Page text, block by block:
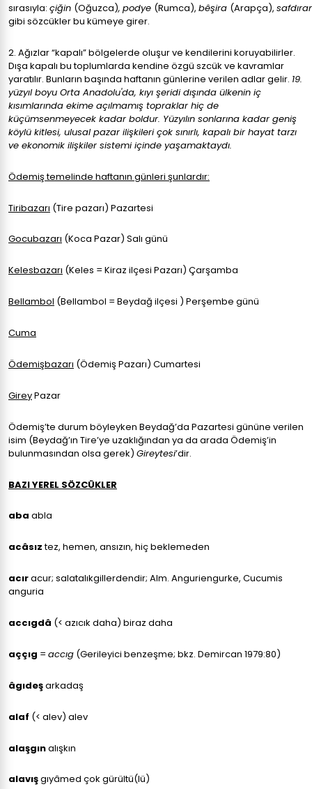
sırasıyla: çiğin (Oğuzca), podye (Rumca), bêşira (Arapça),
gibi sözcükler bu kümeye girer.
2. Ağızlar “kapalı” bölgelerde oluşur ve kendilerini koruyabilirler.
Dışa kapalı bu toplumlarda kendine özgü szcük ve kavramlar
yaratılır. Bunların başında haftanın günlerine verilen adlar gelir. 19.
yüzyıl boyu Orta Anadolu'da, kıyı şeridi dışında ülkenin iç
kısımlarında ekime açılmamış topraklar hiç de
küçümsenmeyecek kadar boldur. Yüzyılın sonlarına kadar geniş
köylü kitlesi, ulusal pazar ilişkileri çok sınırlı, kapalı bir hayat tarzı
ve ekonomik ilişkiler sistemi içinde yaşamaktaydı.
Ödemiş temelinde haftanın günleri şunlardır:
Tiribazarı (Tire pazarı) Pazartesi
Gocubazarı (Koca Pazar) Salı günü
Kelesbazarı (Keles = Kiraz ilçesi Pazarı) Çarşamba
Bellambol (Bellambol = Beydağ ilçesi ) Perşembe günü
Cuma
Ödemişbazarı (Ödemiş Pazarı) Cumartesi
GireyPazar
Ödemiş’te durum böyleyken Beydağ’da Pazartesi gününe verilen
isim (Beydağ’ın Tire’ye uzaklığından ya da arada Ödemiş’in
bulunmasından olsa gerek) Gireytesi’dir.
BAZI YEREL SÖZCÜKLER
aba abla
acâsıztez, hemen, ansızın, hiç beklemeden
acıracur; salatalıkgillerdendir; Alm. Anguriengurke, Cucumis
anguria
accıgdâ (< azıcık daha) biraz daha
aççıg = accıg (Gerileyici benzeşme; bkz. Demircan 1979:80)
âgıdeşarkadaş
alaf (< alev) alev
alaşgınalışkın
alavışgıyâmed çok gürültü(lü)